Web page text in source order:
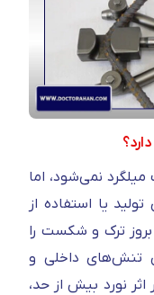
نمی‌شود، اما
یا استفاده از
بروز ترک و شکست را
تنش‌های داخلی و
نورد بیش از حد،